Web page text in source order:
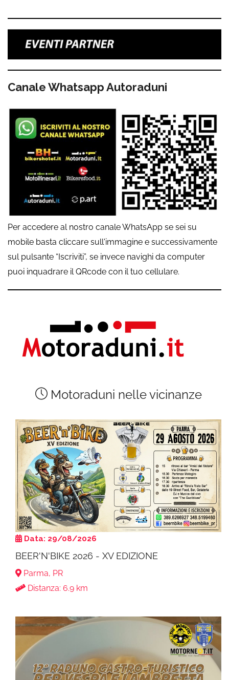
Canale Whatsapp Autoraduni
Per accedere al nostro canale WhatsApp se sei su
mobile basta cliccare sull'immagine e successivamente
sul pulsante “Iscriviti”, se invece navighi da computer
puoi inquadrare il QRcode con il tuo cellulare.
Motoraduni nelle vicinanze
Data: 29/08/2026
BEER'N'BIKE 2026 - XV EDIZIONE
Parma, PR
Distanza: 6.9 km